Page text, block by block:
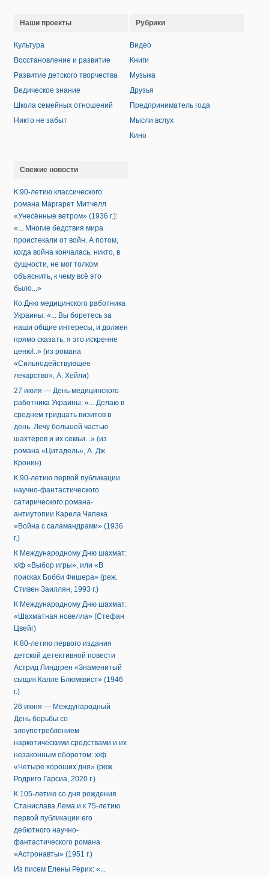
Наши проекты
Культура
Восстановление и развитие
Развитие детского творчества
Ведическое знание
Школа семейных отношений
Никто не забыт
Рубрики
Видео
Книги
Музыка
Друзья
Предприниматель года
Мысли вслух
Кино
Свежие новости
К 90-летию классического
романа Маргарет Митчелл
«Унесённые ветром» (1936 г.):
«... Многие бедствия мира
проистекали от войн. А потом,
когда война кончалась, никто, в
сущности, не мог толком
объяснить, к чему всё это
было...»
Ко Дню медицинского работника
Украины: «... Вы боретесь за
наши общие интересы, и должен
прямо сказать: я это искренне
ценю!..» (из романа
«Сильнодействующее
лекарство», А. Хейли)
27 июля — День медицинского
работника Украины: «... Делаю в
среднем тридцать визитов в
день. Лечу большей частью
шахтёров и их семьи...» (из
романа «Цитадель», А. Дж.
Кронин)
К 90-летию первой публикации
научно-фантастического
сатирического романа-
антиутопии Карела Чапека
«Война с саламандрами» (1936
г.)
К Международному Дню шахмат:
х/ф «Выбор игры», или «В
поисках Бобби Фишера» (реж.
Стивен Заиллян, 1993 г.)
К Международному Дню шахмат:
«Шахматная новелла» (Стефан
Цвейг)
К 80-летию первого издания
детской детективной повести
Астрид Линдгрен «Знаменитый
сыщик Калле Блюмквист» (1946
г.)
26 июня — Международный
День борьбы со
злоупотреблением
наркотическими средствами и их
незаконным оборотом: х/ф
«Четыре хороших дня» (реж.
Родриго Гарсиа, 2020 г.)
К 105-летию со дня рождения
Станислава Лема и к 75-летию
первой публикации его
дебютного научно-
фантастического романа
«Астронавты» (1951 г.)
Из писем Елены Рерих: «...